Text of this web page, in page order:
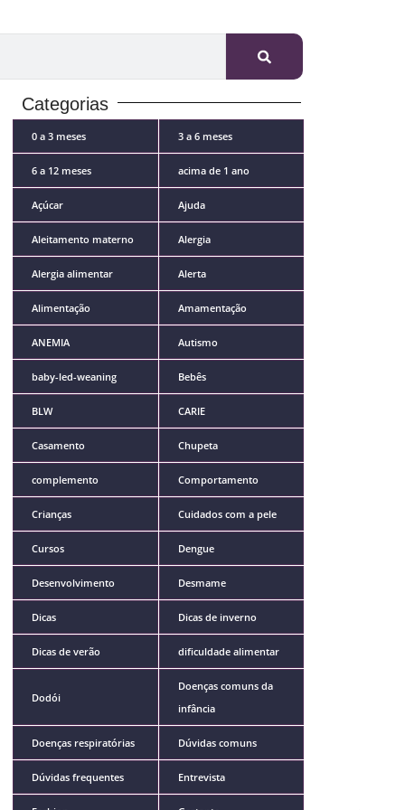
Categorias
0 a 3 meses 3 a 6 meses
6 a 12 meses acima de 1 ano
Açúcar Ajuda
Aleitamento materno Alergia
Alergia alimentar Alerta
Alimentação Amamentação
ANEMIA Autismo
baby-led-weaning Bebês
BLW CARIE
Casamento Chupeta
complemento Comportamento
Crianças Cuidados com a pele
Cursos Dengue
Desenvolvimento Desmame
Dicas Dicas de inverno
Dicas de verão dificuldade alimentar
Dodói
Doenças comuns da
infância
Doenças respiratórias Dúvidas comuns
Dúvidas frequentes Entrevista